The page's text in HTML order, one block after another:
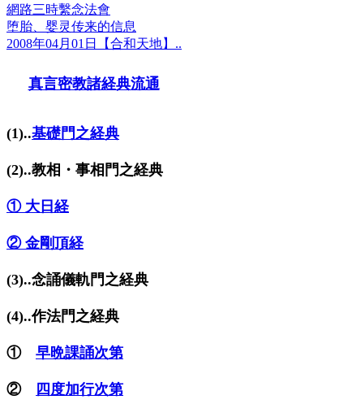
網路三時繫念法會
堕胎、婴灵传来的信息
2008年04月01日【合和天地】..
真言密教諸経典流通
(1)..基礎門之経典
(2)..教相・事相門之経典
① 大日経
② 金剛頂経
(3)..念誦儀軌門之経典
(4)..作法門之経典
① 早晩課誦次第
② 四度加行次第